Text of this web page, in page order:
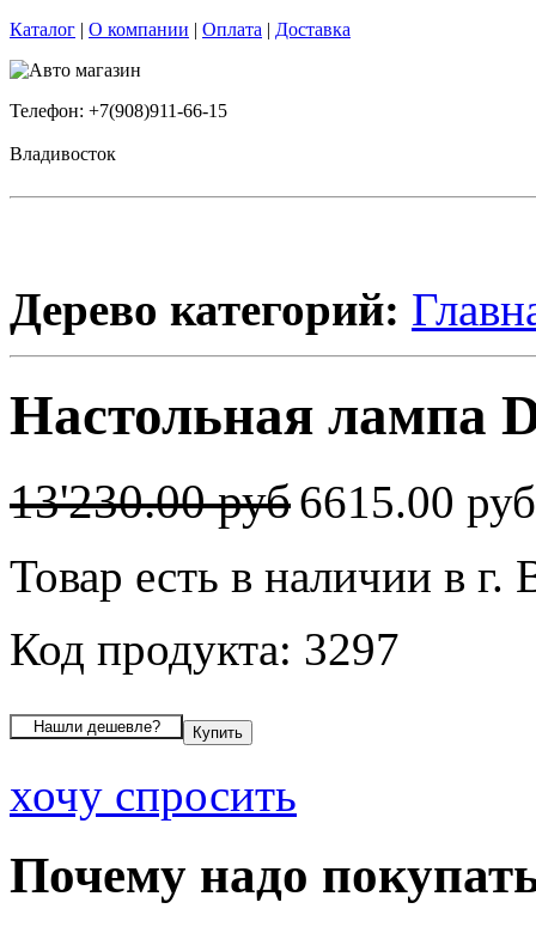
Каталог | О компании | Оплата | Доставка
Телефон: +7(908)911-66-15
Владивосток
Дерево категорий:
Настольная лампа
13'230.00 руб6615.00
Товар есть в наличии в г.
Код продукта: 3297
хочу спросить
Почему надо